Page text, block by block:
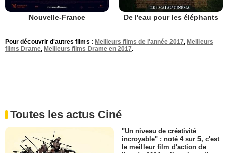
Nouvelle-France De l'eau pour les éléphants
Pour découvrir d'autres films : Meilleurs films de l'année 2017, Meilleurs
films Drame, Meilleurs films Drame en 2017.
Toutes les actus Ciné
"Un niveau de créativité
incroyable" : noté 4 sur 5, c'est
le meilleur film d'action de